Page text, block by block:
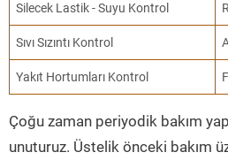
Silecek Lastik - Suyu Kontrol
Sıvı Sızıntı Kontrol
Yakıt Hortumları Kontrol
Çoğu zaman periyodik bakım
unuturuz. Üstelik önceki bakım